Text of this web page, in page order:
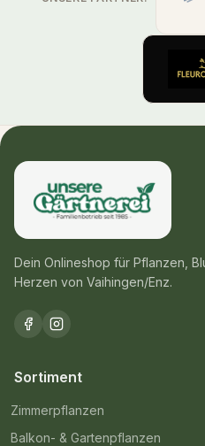
Dein Onlineshop für Pflanzen,
Herzen von Vaihingen/Enz.
Sortiment
Zimmerpflanzen
Balkon- & Gartenpflanzen